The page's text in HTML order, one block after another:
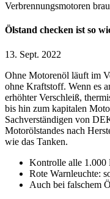
Verbrennungsmotoren
Ölstand checken ist so
13. Sept. 2022
Ohne Motorenöl läuft im
ohne Kraftstoff. Wenn es
erhöhter Verschleiß,
bis hin zum kapitalen
Sachverständigen von
Motorölstandes nach
wie das Tanken.
Kontrolle alle 1.000
Rote Warnleuchte:
Auch bei falschem